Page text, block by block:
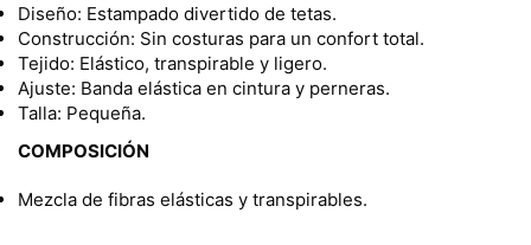
Diseño: Estampado divertido de tetas.
Construcción: Sin costuras para un confort total.
Tejido: Elástico, transpirable y ligero.
Ajuste: Banda elástica en cintura y perneras.
Talla: Pequeña.
COMPOSICIÓN
Mezcla de fibras elásticas y transpirables.